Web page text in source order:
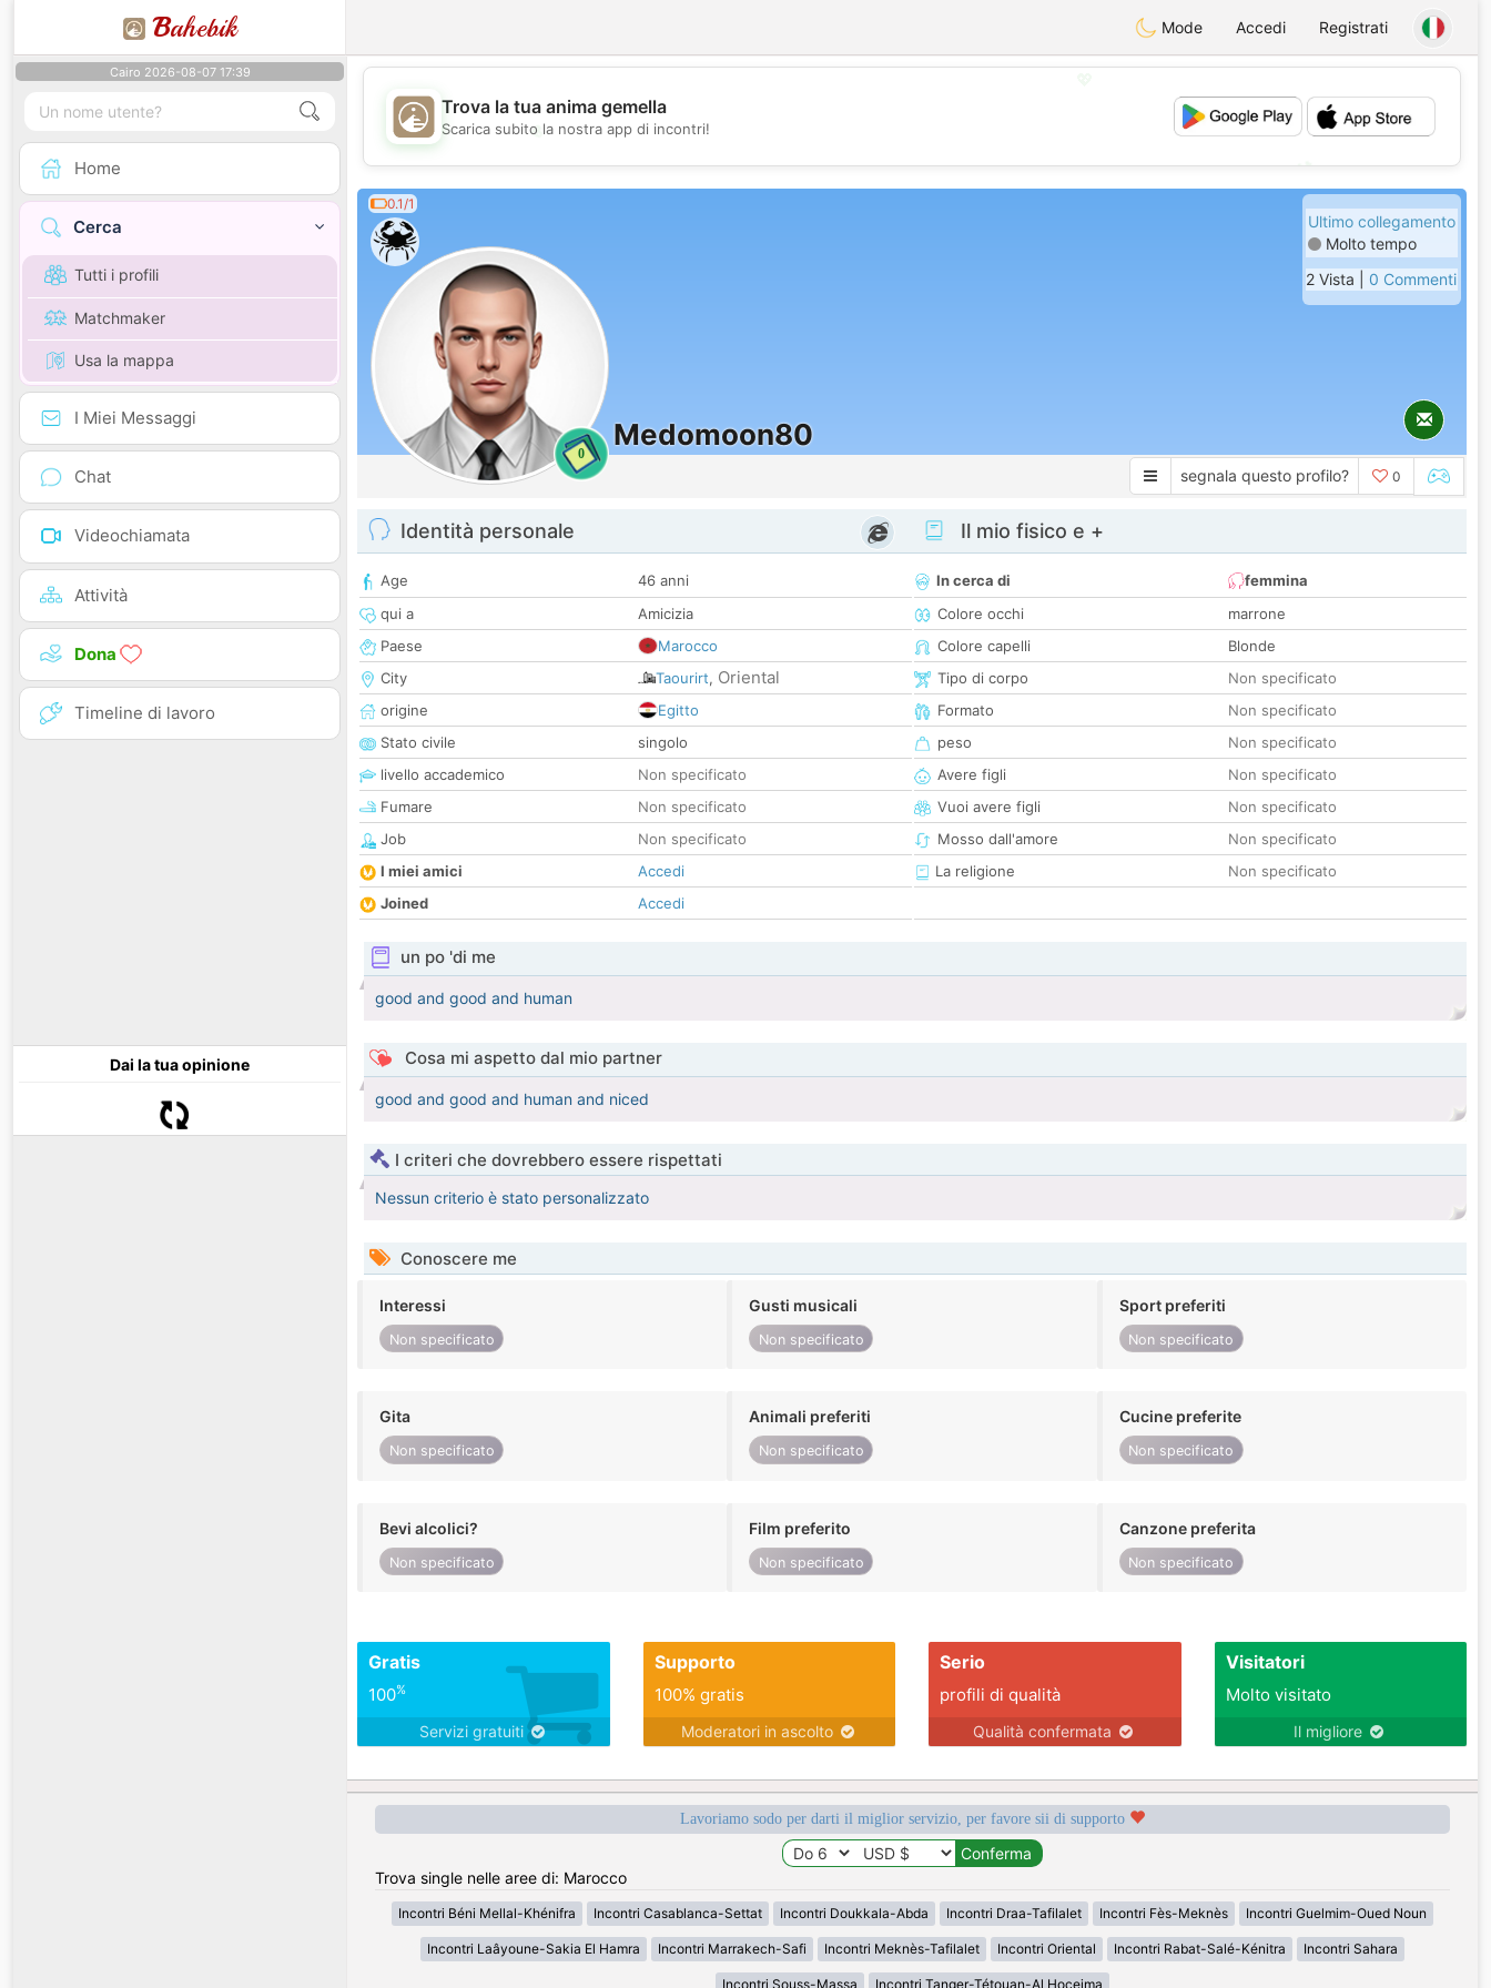
Bahebik Mode Accedi Registrati
Cairo 2026-08-07 17:39
Home
Cerca
Tutti i profili
Matchmaker
Usa la mappa
I Miei Messaggi
Chat
Videochiamata
Attività
Dona
Timeline di lavoro
Dai la tua opinione
💖
Trova la tua anima gemella
Scarica subito la nostra app di incontri!
0.1/1
0
Medomoon80
Ultimo collegamento
Molto tempo
2 Vista | 0 Commenti
segnala questo profilo? 0
Identità personale
Age
46 anni
qui a
Amicizia
Paese
Marocco
City
Taourirt, Oriental
origine
Egitto
Stato civile
singolo
livello accademico
Non specificato
Fumare
Non specificato
Job
Non specificato
I miei amici
Accedi
Joined
Accedi
Il mio fisico e +
In cerca di
femmina
Colore occhi
marrone
Colore capelli
Blonde
Tipo di corpo
Non specificato
Formato
Non specificato
peso
Non specificato
Avere figli
Non specificato
Vuoi avere figli
Non specificato
Mosso dall'amore
Non specificato
La religione
Non specificato
un po 'di me
good and good and human
Cosa mi aspetto dal mio partner
good and good and human and niced
I criteri che dovrebbero essere rispettati
Nessun criterio è stato personalizzato
Conoscere me
Interessi
Non specificato
Gusti musicali
Non specificato
Sport preferiti
Non specificato
Gita
Non specificato
Animali preferiti
Non specificato
Cucine preferite
Non specificato
Bevi alcolici?
Non specificato
Film preferito
Non specificato
Canzone preferita
Non specificato
Gratis
100%
Servizi gratuiti
Supporto
100% gratis
Moderatori in ascolto
Serio
profili di qualità
Qualità confermata
Visitatori
Molto visitato
Il migliore
Lavoriamo sodo per darti il miglior servizio, per favore sii di supporto
Trova single nelle aree di: Marocco
Incontri Béni Mellal-Khénifra Incontri Casablanca-Settat Incontri Doukkala-Abda Incontri Draa-Tafilalet Incontri Fès-Meknès Incontri Guelmim-Oued Noun
Incontri Laâyoune-Sakia El Hamra Incontri Marrakech-Safi Incontri Meknès-Tafilalet Incontri Oriental Incontri Rabat-Salé-Kénitra Incontri Sahara
Incontri Souss-Massa Incontri Tanger-Tétouan-Al Hoceima